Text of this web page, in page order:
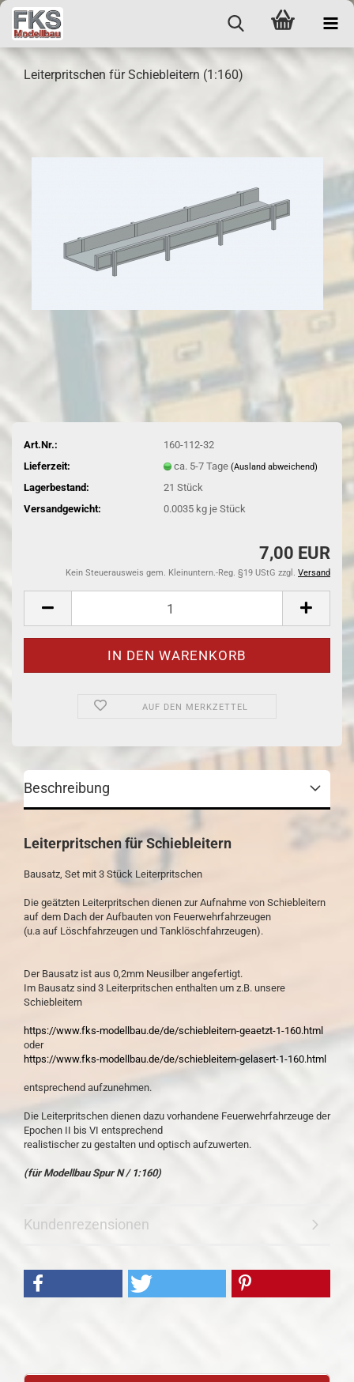
Leiterpritschen für Schiebleitern (1:160)
Art.Nr.:
160-112-32
Lieferzeit:
ca. 5-7 Tage (Ausland abweichend)
Lagerbestand: 21 Stück
Versandgewicht:
0.0035kg je Stück
7,00 EUR
Kein Steuerausweis gem. Kleinuntern.-Reg. §19 UStG zzgl. Versand
AUF DEN MERKZETTEL
Beschreibung
Leiterpritschen für Schiebleitern
Bausatz, Set mit 3 Stück Leiterpritschen
Die geätzten Leiterpritschen dienen zur Aufnahme von Schiebleitern
auf dem Dach der Aufbauten von Feuerwehrfahrzeugen
(u.a auf Löschfahrzeugen und Tanklöschfahrzeugen).
Der Bausatz ist aus 0,2mm Neusilber angefertigt.
Im Bausatz sind 3 Leiterpritschen enthalten um z.B. unsere
Schiebleitern
https://www.fks-modellbau.de/de/schiebleitern-geaetzt-1-160.html
oder
https://www.fks-modellbau.de/de/schiebleitern-gelasert-1-160.html
entsprechend aufzunehmen.
Die Leiterpritschen dienen dazu vorhandene Feuerwehrfahrzeuge der
Epochen II bis VI entsprechend
realistischer zu gestalten und optisch aufzuwerten.
(für Modellbau Spur N / 1:160)
Kundenrezensionen